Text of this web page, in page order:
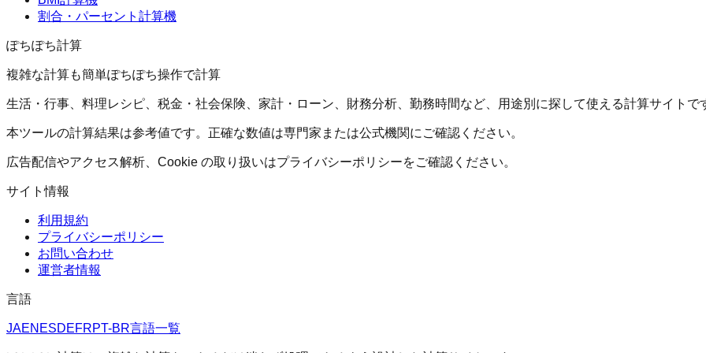
割合・パーセント計算機
ぽちぽち計算
複雑な計算も簡単ぽちぽち操作で計算
生活・行事、料理レシピ、税金・社会保険、家計・ローン、財務分析、勤務時間など、用途別に探して使える計算サイトで
本ツールの計算結果は参考値です。正確な数値は専門家または公式機関にご確認ください。
広告配信やアクセス解析、Cookie の取り扱いはプライバシーポリシーをご確認ください。
サイト情報
利用規約
プライバシーポリシー
お問い合わせ
運営者情報
言語
JAEN ESDEFRPT-BR言語一覧